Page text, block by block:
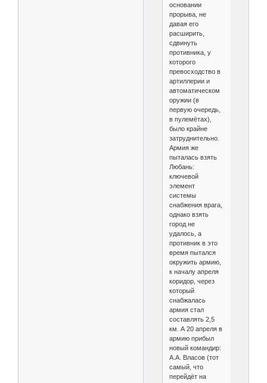
основании
прорыва, не
давая его
расширить,
сдвинуть
противника, у
которого
превосходство в
артиллерии и
автоматическом
оружии (в
первую очередь,
в пулемётах),
было крайне
затруднительно.
Армия же
пыталась взять
Любань:
ключевой
элемент
системы
снабжения врага,
однако взять
город не
удалось, а
противник в это
время пытался
окружить армию,
к началу апреля
коридор, через
который
снабжалась
армия стал
составлять 2,5
км. А 20 апреля в
армию прибыл
новый командир:
А.А. Власов (тот
самый, что
перейдёт на